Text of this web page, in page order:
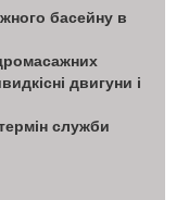
басейну в
двигуни і
служби